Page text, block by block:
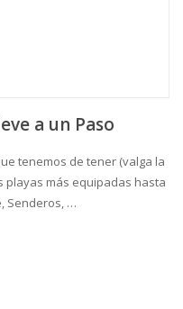
a un Paso
tenemos de tener (valga la
más equipadas hasta
Senderos, …